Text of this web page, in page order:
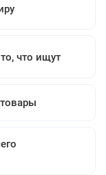
что ищут